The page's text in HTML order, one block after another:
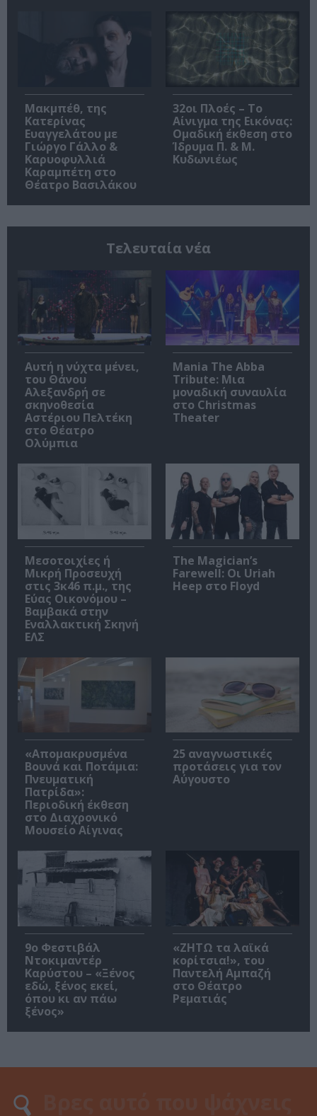
Μακμπέθ, της
Κατερίνας
Ευαγγελάτου με
Γιώργο Γάλλο &
Καρυοφυλλιά
Καραμπέτη στο
Θέατρο Βασιλάκου
32οι Πλοές – Το
Αίνιγμα της Εικόνας:
Ομαδική έκθεση στο
Ίδρυμα Π. & Μ.
Κυδωνιέως
Τελευταία νέα
Αυτή η νύχτα μένει,
του Θάνου
Αλεξανδρή σε
σκηνοθεσία
Αστέριου Πελτέκη
στο Θέατρο
Ολύμπια
Mania The Abba
Tribute: Μια
μοναδική συναυλία
στο Christmas
Theater
Μεσοτοιχίες ή
Μικρή Προσευχή
στις 3κ46 π.μ., της
Εύας Οικονόμου –
Βαμβακά στην
Εναλλακτική Σκηνή
ΕΛΣ
The Magician’s
Farewell: Οι Uriah
Heep στο Floyd
«Απομακρυσμένα
Βουνά και Ποτάμια:
Πνευματική
Πατρίδα»:
Περιοδική έκθεση
στο Διαχρονικό
Μουσείο Αίγινας
25 αναγνωστικές
προτάσεις για τον
Αύγουστο
9ο Φεστιβάλ
Ντοκιμαντέρ
Καρύστου – «Ξένος
εδώ, ξένος εκεί,
όπου κι αν πάω
ξένος»
«ΖΗΤΩ τα λαϊκά
κορίτσια!», του
Παντελή Αμπαζή
στο Θέατρο
Ρεματιάς